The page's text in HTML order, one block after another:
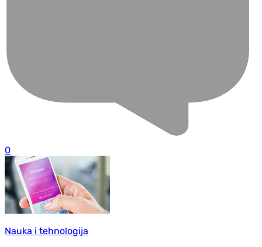
0
Nauka i tehnologija